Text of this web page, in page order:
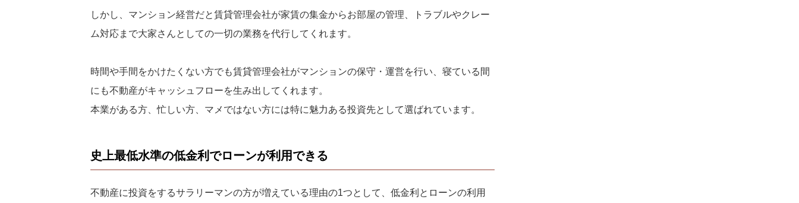
しかし、マンション経営だと賃貸管理会社が家賃の集金からお部屋の管理、トラブルやクレー
ム対応まで大家さんとしての一切の業務を代行してくれます。
時間や手間をかけたくない方でも賃貸管理会社がマンションの保守・運営を行い、寝ている間
にも不動産がキャッシュフローを生み出してくれます。
本業がある方、忙しい方、マメではない方には特に魅力ある投資先として選ばれています。
史上最低水準の低金利でローンが利用できる
不動産に投資をするサラリーマンの方が増えている理由の1つとして、低金利とローンの利用